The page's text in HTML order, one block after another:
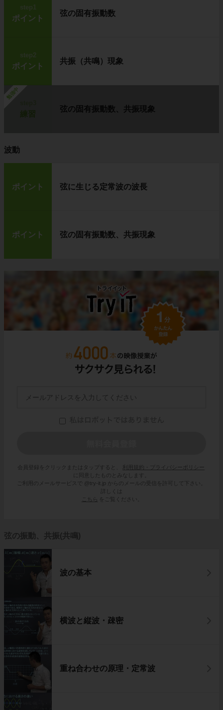
step1
ポイント
弦の固有振動数
step2
ポイント
共振（共鳴）現象
勉強中
弦の固有振動数、共振現象
波動
ポイント 弦に生じる定常波の波長
ポイント 弦の固有振動数、共振現象
会員登録をクリックまたはタップすると、
利用規約・プライバシーポリシー
に同意したものとみなします。
ご利用のメールサービスで @try-it.jp からのメールの受信を許可して下さい。
詳しくは
こちら
をご覧ください。
弦の振動、共振(共鳴)
波の基本
横波と縦波・疎密
重ね合わせの原理・定常波